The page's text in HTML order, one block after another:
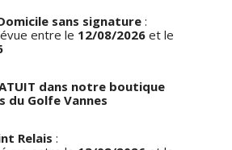
sans signature :
entre le 12/08/2026 et le
dans notre boutique
du Golfe Vannes
Relais :